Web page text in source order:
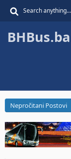
Nepročitani Postovi